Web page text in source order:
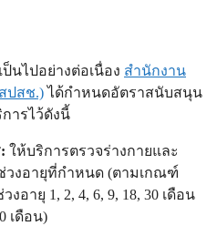
นไปอย่างต่อเนื่อง สำนักงาน
ปสช.)ได้กำหนดอัตราสนับสนุน
ารไว้ดังนี้
ให้บริการตรวจร่างกายและ
งอายุที่กำหนด (ตามเกณฑ์
อายุ 1, 2, 4, 6, 9, 18, 30 เดือน
เดือน)